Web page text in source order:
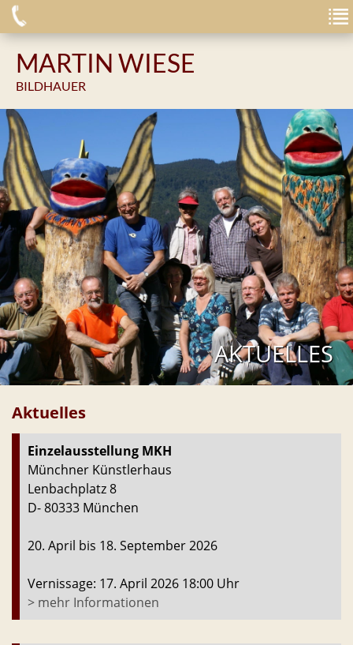
MARTIN WIESE
BILDHAUER
AKTUELLES
Aktuelles
Einzelausstellung MKH
Münchner Künstlerhaus
Lenbachplatz 8
D- 80333 München
20. April bis 18. September 2026
Vernissage: 17. April 2026 18:00 Uhr
> mehr Informationen